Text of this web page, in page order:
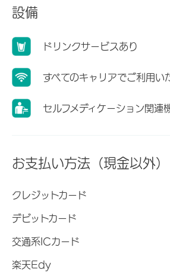
設備
ドリンクサービスあり
すべてのキャリアでご利用い
セルフメディケーション関連
お支払い方法（現金以外）
クレジットカード
デビットカード
交通系ICカード
楽天Edy